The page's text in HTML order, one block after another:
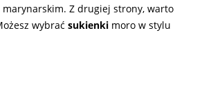
Z drugiej strony, warto
wybrać sukienki moro w stylu